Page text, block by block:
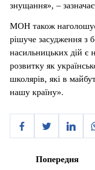
знущання», –
МОН також
рішуче засудження з
насильницьких дій є
розвитку як
школярів, які в
нашу країну».
Попередня